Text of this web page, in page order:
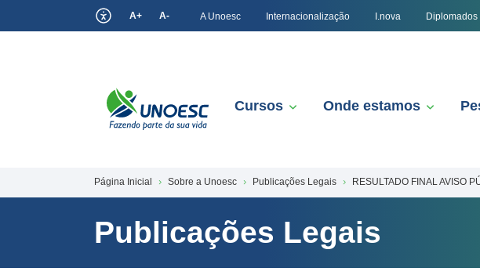
A+ A- A Unoesc Internacionalização I.nova Diplomados
Cursos Onde estamos
Página Inicial Sobre a Unoesc Publicações Legais RESULTADO FINAL AVISO
Publicações Legais